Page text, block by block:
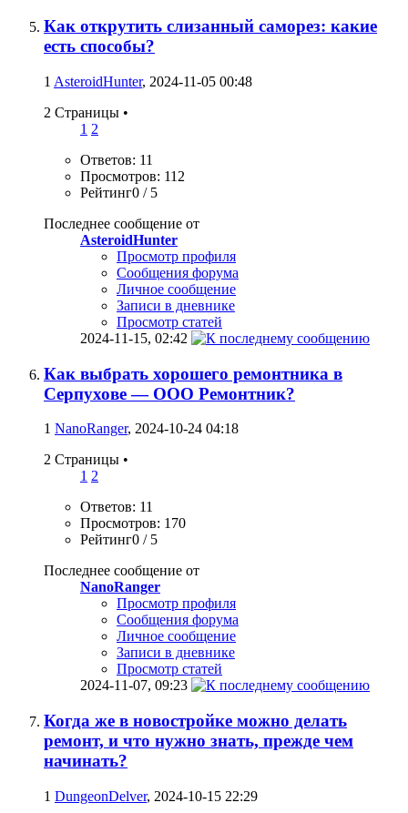
Как открутить слизанный саморез: какие
есть способы?
1 AsteroidHunter, 2024-11-05 00:48
2 Страницы •
1 2
Ответов: 11
Просмотров: 112
Рейтинг0 / 5
Последнее сообщение от
AsteroidHunter
Просмотр профиля
Сообщения форума
Личное сообщение
Записи в дневнике
Просмотр статей
2024-11-15, 02:42
Как выбрать хорошего ремонтника в
Серпухове — ООО Ремонтник?
1 NanoRanger, 2024-10-24 04:18
2 Страницы •
1 2
Ответов: 11
Просмотров: 170
Рейтинг0 / 5
Последнее сообщение от
NanoRanger
Просмотр профиля
Сообщения форума
Личное сообщение
Записи в дневнике
Просмотр статей
2024-11-07, 09:23
Когда же в новостройке можно делать
ремонт, и что нужно знать, прежде чем
начинать?
1 DungeonDelver, 2024-10-15 22:29